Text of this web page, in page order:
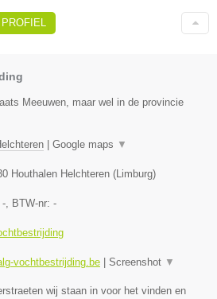
Meeuwen, maar wel in de provincie
Google maps ▼
Houthalen Helchteren (Limburg)
-, BTW-nr: -
vochtbestrijding.be Screenshot ▼
wij staan in voor het vinden en